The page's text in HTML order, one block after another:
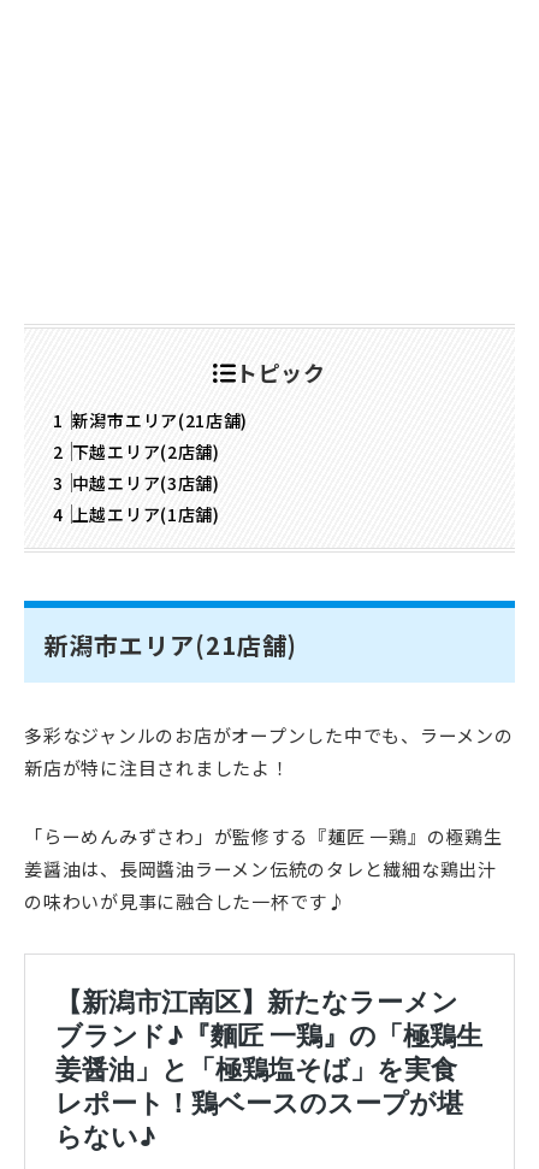
トピック
新潟市エリア(21店舗)
下越エリア(2店舗)
中越エリア(3店舗)
上越エリア(1店舗)
新潟市エリア(21店舗)
多彩なジャンルのお店がオープンした中でも、ラーメンの
新店が特に注目されましたよ！
「らーめんみずさわ」が監修する『麺匠 一鶏』の極鶏生
姜醤油は、長岡醬油ラーメン伝統のタレと繊細な鶏出汁
の味わいが見事に融合した一杯です♪